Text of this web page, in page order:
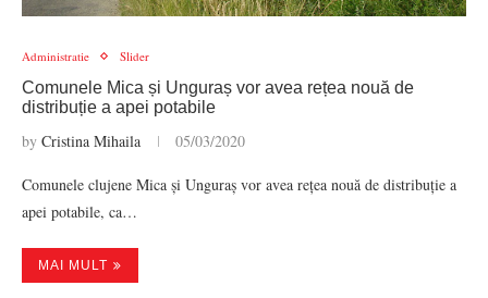
Administratie Slider
Comunele Mica și Unguraș vor avea rețea nouă de
distribuție a apei potabile
by Cristina Mihaila 05/03/2020
Comunele clujene Mica și Unguraș vor avea rețea nouă de distribuție a
apei potabile, ca…
MAI MULT